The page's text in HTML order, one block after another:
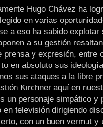
Hugo Chávez ha
en varias
a eso ha sabido explotar
a su gestión
prensa y expresión, entre
en absoluto sus
sus ataques a la libre
Kirchner aquí en
un personaje simpático y
en televisión dirigiendo
con un buen vermut y